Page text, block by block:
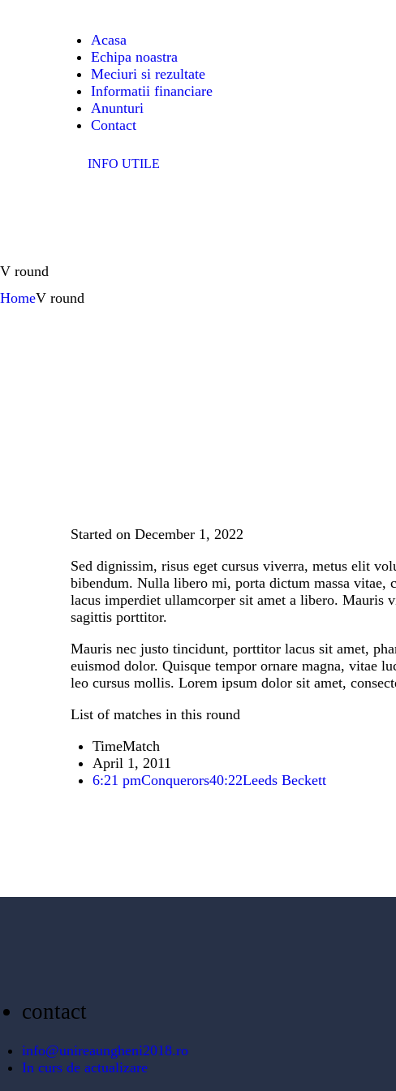
Acasa
Echipa noastra
Meciuri si rezultate
Informatii financiare
Anunturi
Contact
INFO UTILE
V round
HomeV round
Started on December 1, 2022
Sed dignissim, risus eget cursus viverra, metus elit
bibendum. Nulla libero mi, porta dictum massa vitae,
lacus imperdiet ullamcorper sit amet a libero. Mauris
sagittis porttitor.
Mauris nec justo tincidunt, porttitor lacus sit amet,
euismod dolor. Quisque tempor ornare magna, vitae
leo cursus mollis. Lorem ipsum dolor sit amet,
List of matches in this round
TimeMatch
April 1, 2011
6:21 pmConquerors40:22Leeds Beckett
contact
info@unireaungheni2018.ro
In curs de actualizare